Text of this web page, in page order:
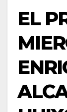
EL